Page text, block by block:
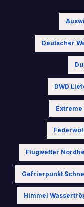
Deutscher
DWD
Flugwetter
Gefrierpunkt
Himmel